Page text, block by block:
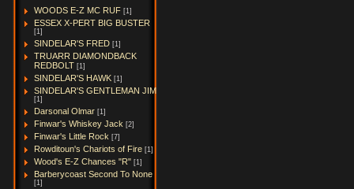
WOODS E-Z MC RUF [1]
ESSEX X-PERT BIG BUSTER
[1]
SINDELAR'S FRED [1]
TRUARR DIAMONDBACK
REDBOLT [1]
SINDELAR'S HAWK [1]
SINDELAR'S GENTLEMAN JIM
[1]
Darsonal Olmar [1]
Finwar's Whiskey Jack [2]
Finwar's Little Rock [7]
Rowditoun's Chariots of Fire [1]
Wood's E-Z Chances "R" [1]
Barberycoast Second To None
[1]